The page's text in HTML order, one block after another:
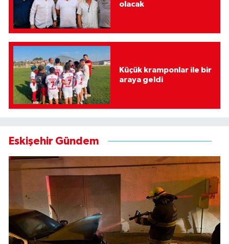
olacak
Küçük kramponlar ile bir
araya geldi
Eskişehir Gündem